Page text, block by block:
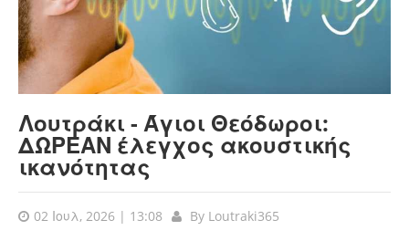
Λουτράκι - Άγιοι Θεόδωροι:
ΔΩΡΕΑΝ έλεγχος ακουστικής
ικανότητας
02 Ιουλ, 2026 | 13:08 By Loutraki365